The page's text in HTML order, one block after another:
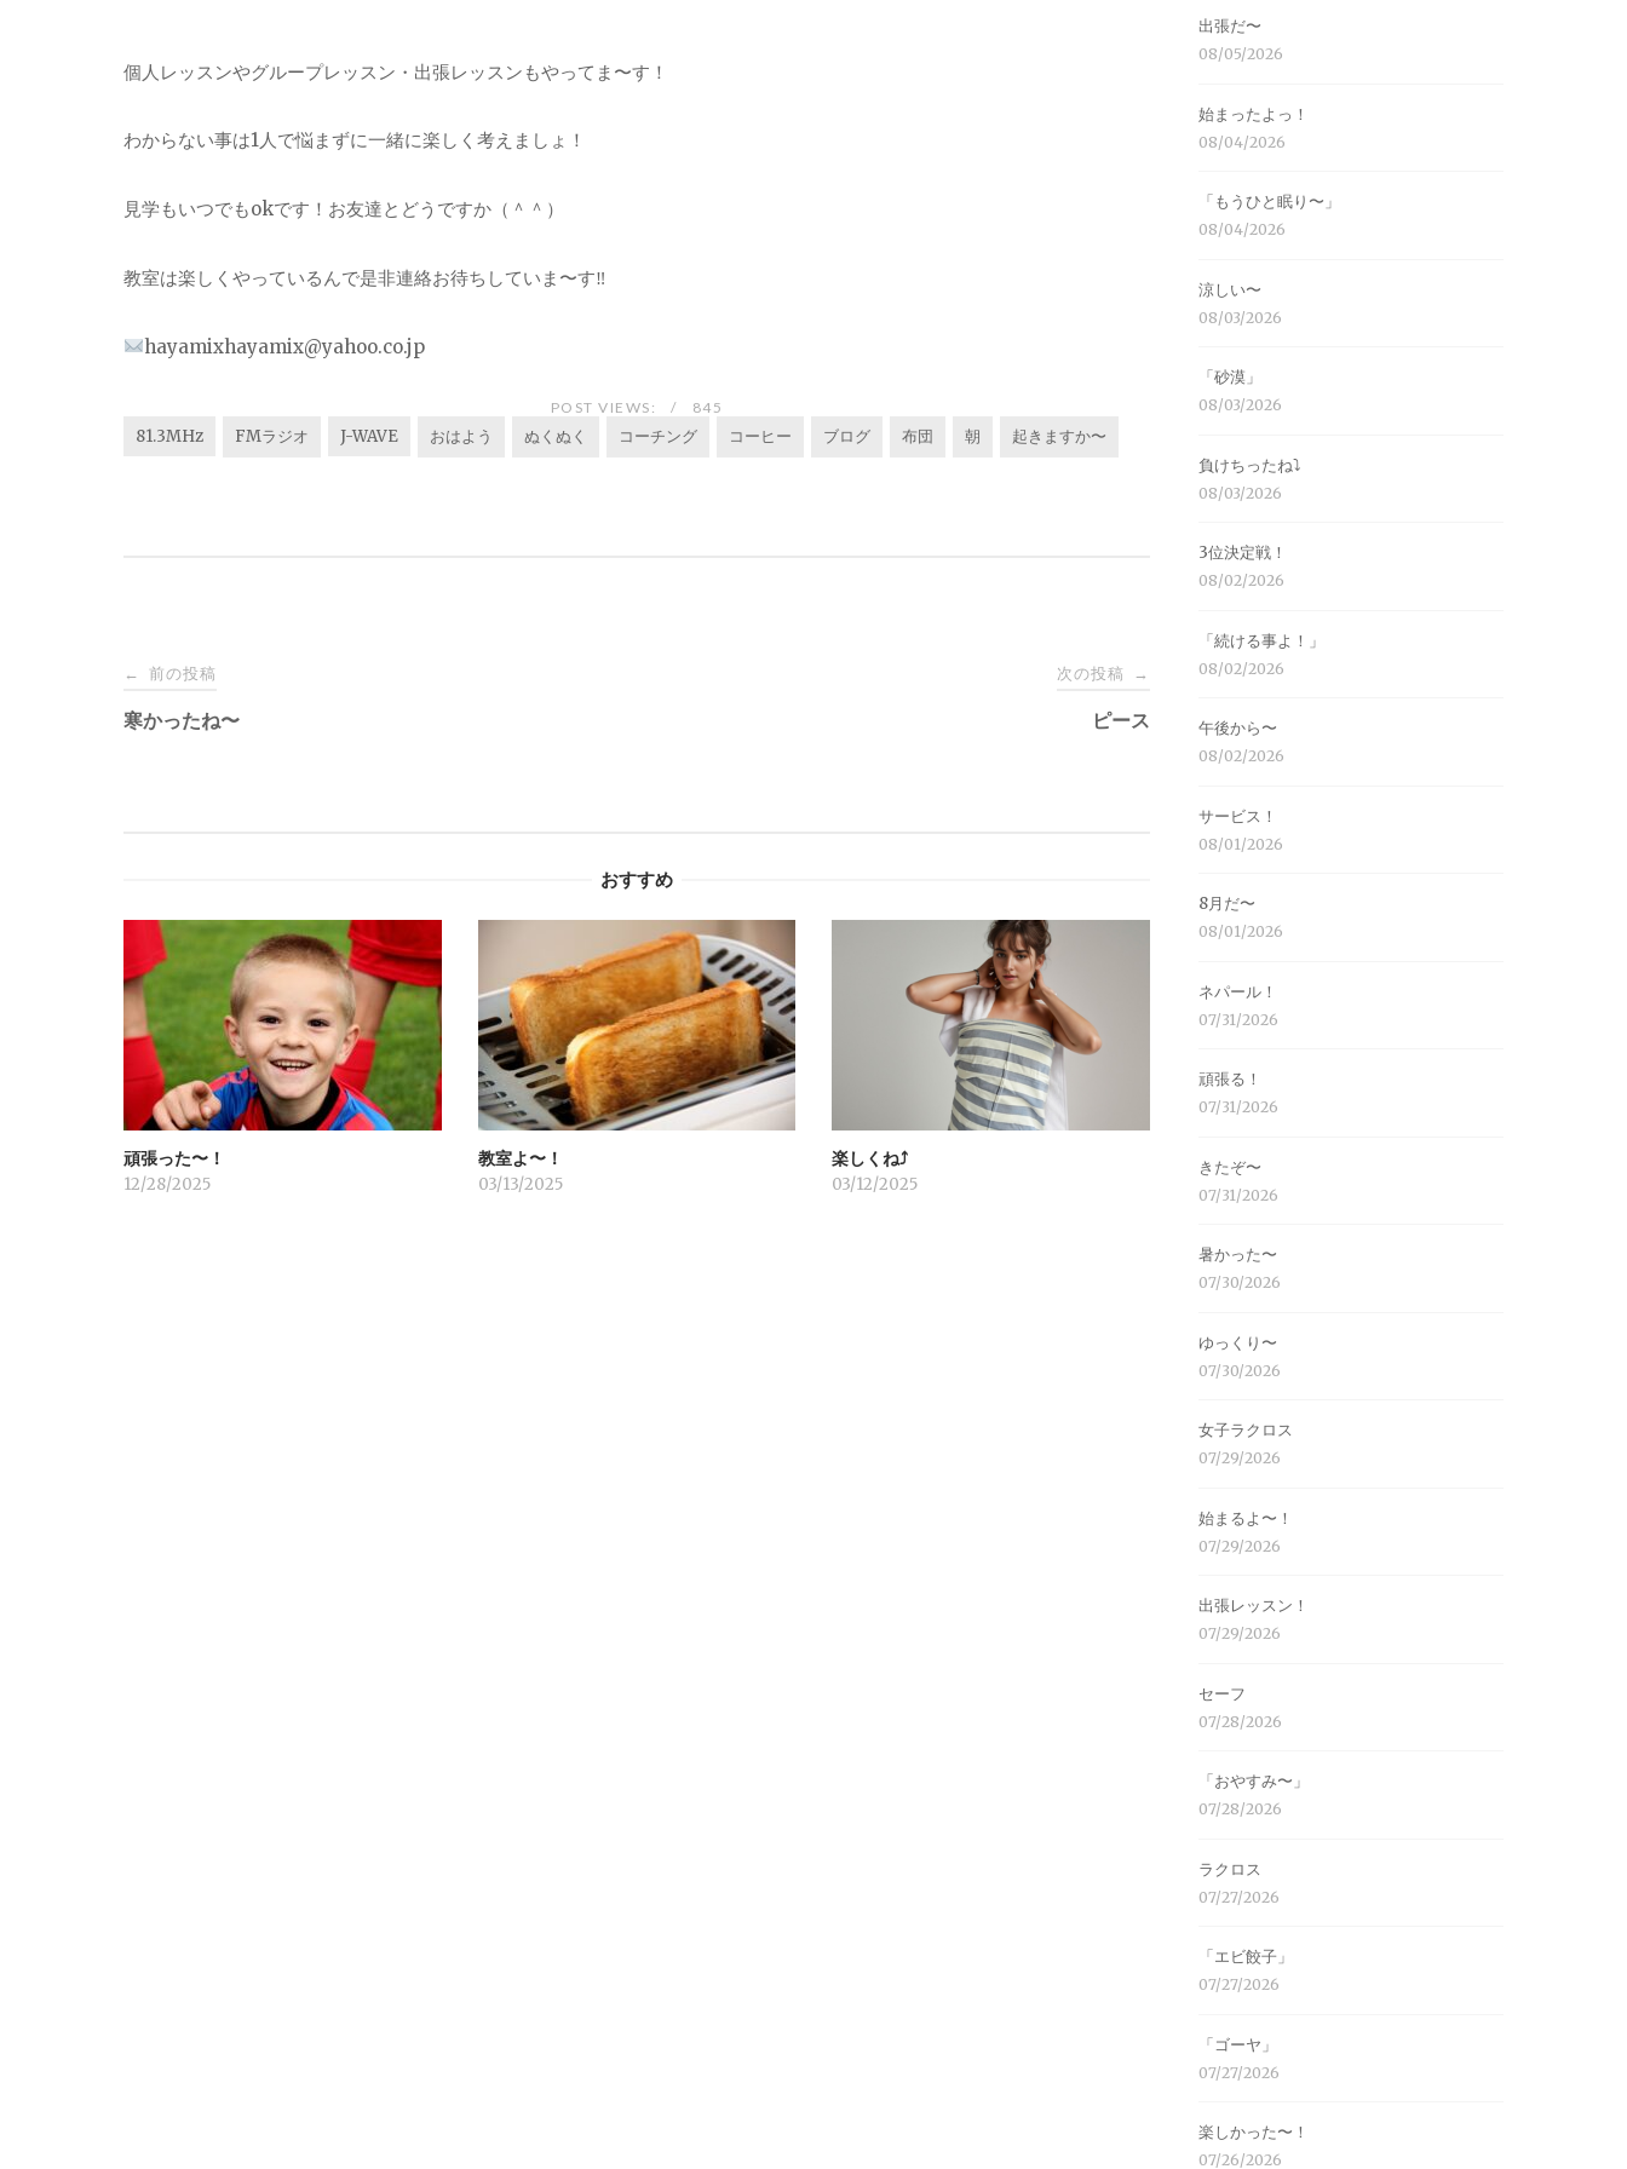
個人レッスンやグループレッスン・出張レッスンもやってま〜す！
わからない事は1人で悩まずに一緒に楽しく考えましょ！
見学もいつでもokです！お友達とどうですか（＾＾）
教室は楽しくやっているんで是非連絡お待ちしていま〜す‼︎
hayamixhayamix@yahoo.co.jp
POST VIEWS: 845
81.3MHz FMラジオ J-WAVE おはよう ぬくぬく コーチング コーヒー ブログ 布団 朝 起きますか〜
投
稿
ゲ
ー
シ
ョ
ン
← 前の投稿
寒かったね〜
次の投稿 →
ピース
おすすめ
頑張った〜！
12/28/2025
教室よ〜！
03/13/2025
楽しくね⤴︎
03/12/2025
出張だ〜
08/05/2026
始まったよっ！
08/04/2026
「もうひと眠り〜」
08/04/2026
涼しい〜
08/03/2026
「砂漠」
08/03/2026
負けちったね⤵︎
08/03/2026
3位決定戦！
08/02/2026
「続ける事よ！」
08/02/2026
午後から〜
08/02/2026
サービス！
08/01/2026
8月だ〜
08/01/2026
ネパール！
07/31/2026
頑張る！
07/31/2026
きたぞ〜
07/31/2026
暑かった〜
07/30/2026
ゆっくり〜
07/30/2026
女子ラクロス
07/29/2026
始まるよ〜！
07/29/2026
出張レッスン！
07/29/2026
セーフ
07/28/2026
「おやすみ〜」
07/28/2026
ラクロス
07/27/2026
「エビ餃子」
07/27/2026
「ゴーヤ」
07/27/2026
楽しかった〜！
07/26/2026